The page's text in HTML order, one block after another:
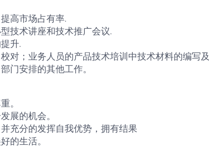
高市场占有率.
技术讲座和技术推广会议.
升.
对；业务人员的产品技术培训中技术材料的编写
门安排的其他工作。
。
展的机会。
充分的发挥自我优势，拥有结果
的生活。